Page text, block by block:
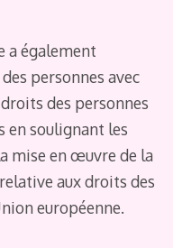
a également
personnes avec
des personnes
en soulignant les
mise en œuvre de la
aux droits des
européenne.